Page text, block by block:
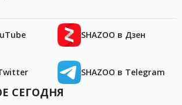
SHAZOO в Дзен
SHAZOO в Telegram
СЕГОДНЯ